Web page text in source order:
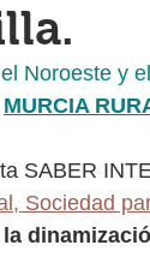
Noroeste y
MURCIA
SABER
Sociedad